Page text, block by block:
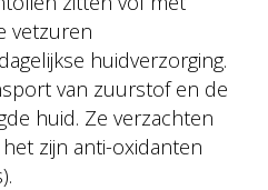
vetzuren
huidverzorging.
van zuurstof en de
huid. Ze verzachten
zijn anti-oxidanten